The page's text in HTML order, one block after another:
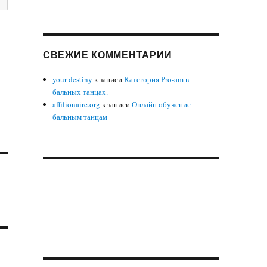
СВЕЖИЕ КОММЕНТАРИИ
your destiny к записиКатегория Pro-am в
бальных танцах.
affilionaire.org к записиОнлайн обучение
бальным танцам